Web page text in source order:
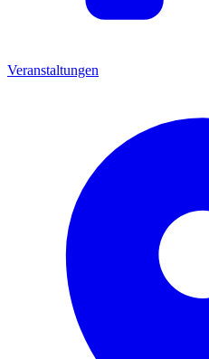
Veranstaltungen